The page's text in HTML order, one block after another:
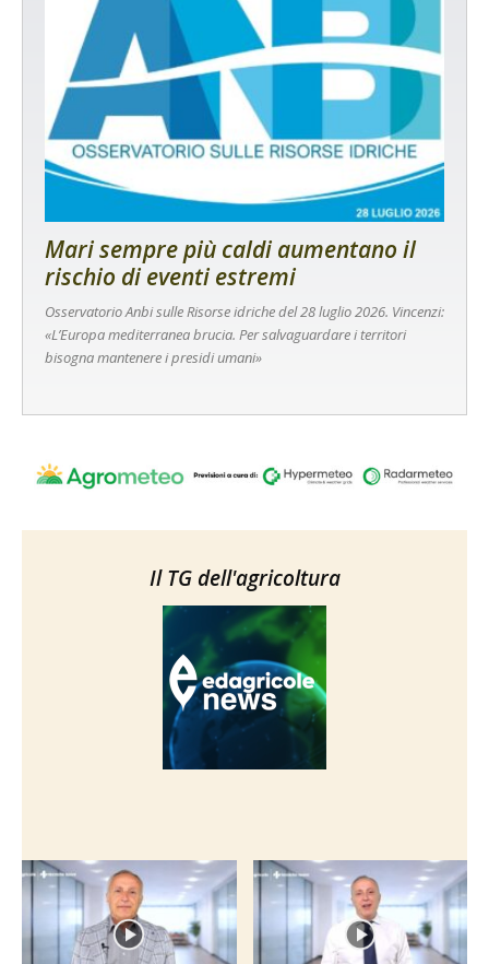
Mari sempre più caldi aumentano il
rischio di eventi estremi
Osservatorio Anbi sulle Risorse idriche del 28 luglio 2026. Vincenzi:
«L’Europa mediterranea brucia. Per salvaguardare i territori
bisogna mantenere i presidi umani»
Il TG dell'agricoltura